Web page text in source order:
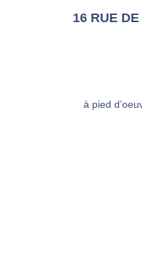
16 RUE
à pied